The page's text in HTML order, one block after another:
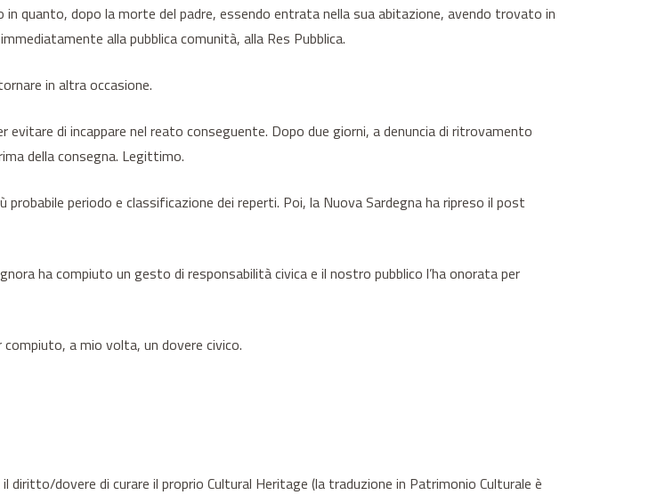
quanto, dopo la morte del padre, essendo entrata nella sua abitazione, avendo trovato in
alla pubblica comunità, alla Res Pubblica.
in altra occasione.
di incappare nel reato conseguente. Dopo due giorni, a denuncia di ritrovamento
della consegna. Legittimo.
periodo e classificazione dei reperti. Poi, la Nuova Sardegna ha ripreso il post
ha compiuto un gesto di responsabilità civica e il nostro pubblico l’ha onorata per
a mio volta, un dovere civico.
dovere di curare il proprio Cultural Heritage (la traduzione in Patrimonio Culturale è